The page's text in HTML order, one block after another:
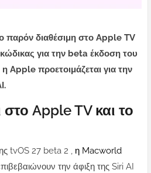
παρόν διαθέσιμη στο Apple TV
για την beta έκδοση του
η Apple προετοιμάζεται για την
στο Apple TV και το
tvOS 27 beta 2 , η Macworld
την άφιξη της Siri AI